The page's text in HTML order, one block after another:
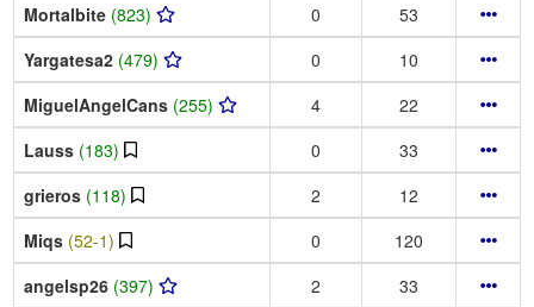
Mortalbite (823) 0
53
Yargatesa2 (479) 0
10
MiguelAngelCans (255) 4
22
Lauss (183) 0
33
grieros (118) 2
12
Miqs (52-1) 0
120
angelsp26 (397) 2
33